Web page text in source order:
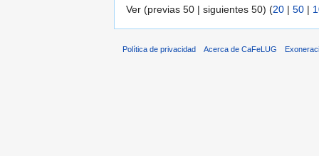
Ver (previas 50 | siguientes 50) (20 | 50 |
Política de privacidad Acerca de CaFeLUG